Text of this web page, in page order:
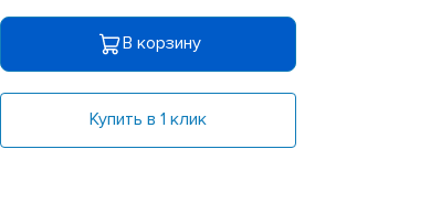
В корзину
Купить в 1 клик